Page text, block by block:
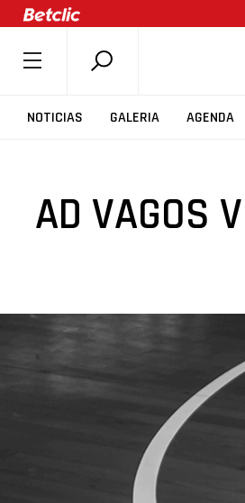
NOTICIAS GALERIA AGENDA
SOBRE A FPB
COMPETIÇÕES
ASSOCIAÇÕES
AGENDA
MINIBASQUETE
ÁREA TÉCNICA
PROJETOS
AD VAGOS